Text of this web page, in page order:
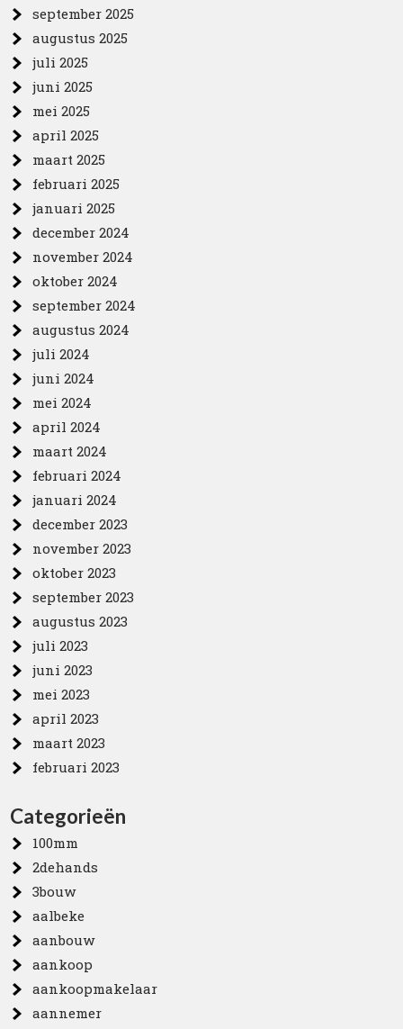
september 2025
augustus 2025
juli 2025
juni 2025
mei 2025
april 2025
maart 2025
februari 2025
januari 2025
december 2024
november 2024
oktober 2024
september 2024
augustus 2024
juli 2024
juni 2024
mei 2024
april 2024
maart 2024
februari 2024
januari 2024
december 2023
november 2023
oktober 2023
september 2023
augustus 2023
juli 2023
juni 2023
mei 2023
april 2023
maart 2023
februari 2023
Categorieën
100mm
2dehands
3bouw
aalbeke
aanbouw
aankoop
aankoopmakelaar
aannemer